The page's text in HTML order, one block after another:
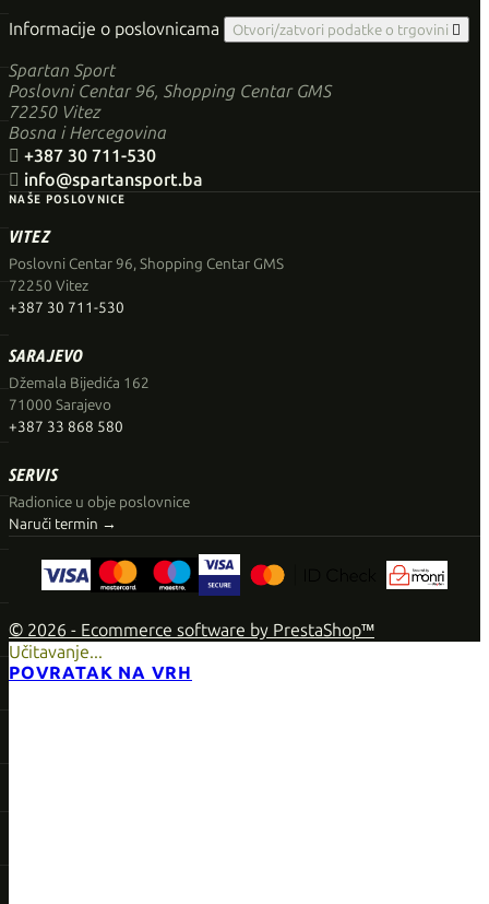
Informacije o poslovnicama
Otvori/zatvori podatke o trgovini 
Spartan Sport
Poslovni Centar 96, Shopping Centar GMS
72250 Vitez
Bosna i Hercegovina
 +387 30 711-530
 info@spartansport.ba
NAŠE POSLOVNICE
VITEZ
Poslovni Centar 96, Shopping Centar GMS
72250 Vitez
+387 30 711-530
SARAJEVO
Džemala Bijedića 162
71000 Sarajevo
+387 33 868 580
SERVIS
Radionice u obje poslovnice
Naruči termin →
© 2026 - Ecommerce software by PrestaShop™
Učitavanje...
POVRATAK NA VRH